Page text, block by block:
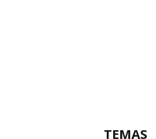
TEMAS